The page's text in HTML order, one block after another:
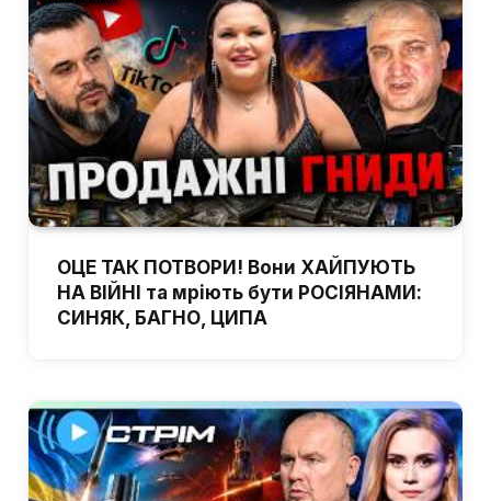
ОЦЕ ТАК ПОТВОРИ! Вони ХАЙПУЮТЬ
НА ВІЙНІ та мріють бути РОСІЯНАМИ:
СИНЯК, БАГНО, ЦИПА